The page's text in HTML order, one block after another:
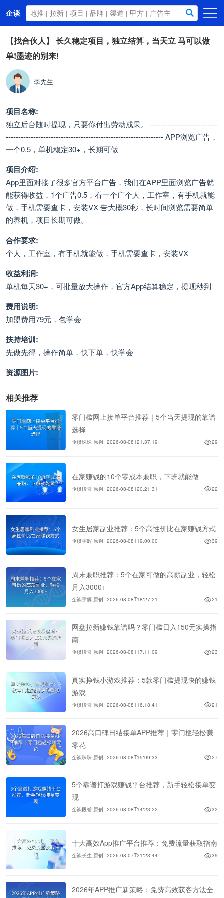
企谈
首页
商务资源
资讯动态
关于我们
【找合伙人】 长久稳定项目，独立结算，当天立 马可以做
单!墨迹的别来!
李先生
项目名称:
独立后台随时提现，只要你付出劳动成果。 ---------------------------
--------------------------------------------------------------- APP浏览广告，
一个0.5，单机稳定30+，长期可做
项目介绍:
App里面对接了很多官方平台广告，我们在APP里面浏览广告就
能获得收益，1个广告0.5，看一个广个人，工作室，有手机就能
做，手机需要查卡，安装VX 告大概30秒，长时间浏览需要简单
的养机，项目长期可做。
合作要求:
个人，工作室，有手机就能做，手机需要查卡，安装VX
收益利润:
单机每天30+，可批量放大操作，官方App结算稳定，提现秒到
费用说明:
加盟费用79元，包学会
扶持培训:
先做先得，操作简单，快下单，快学会
资源图片:
相关推荐
零门槛网上接单平台推荐｜5个当天提现的靠谱
选择
企谈珠珠 原创 2026-08-08T21:37:19 29
在家赚钱的10个零成本兼职，下班就能做
企谈段誉 原创 2026-08-08T20:21:31 22
女生居家副业推荐：5个高性价比在家赚钱方式
企谈宇辉 原创 2026-08-08T19:00:00 39
周末兼职推荐：5个在家可做的高薪副业，轻松
月入3000+
企谈宇辉 原创 2026-08-08T18:27:21 21
网盘拉新赚钱靠谱吗？零门槛日入150元实操指
南
企谈段誉 原创 2026-08-08T17:11:09 23
真实挣钱小游戏推荐：5款零门槛提现快的赚钱
游戏
企谈段誉 原创 2026-08-08T16:18:41 21
2026高口碑日结接单APP推荐｜零门槛轻松赚
零花
企谈珠珠 原创 2026-08-08T15:09:33 27
5个靠谱打游戏赚钱平台推荐，新手轻松接单变
现
企谈段誉 原创 2026-08-08T14:23:22 32
十大高效App推广平台推荐：免费流量获取指南
企谈长生 原创 2026-08-07T21:23:44 39
2026年APP推广新策略：免费高效获客方法全